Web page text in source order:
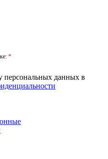
*
персональных данных в